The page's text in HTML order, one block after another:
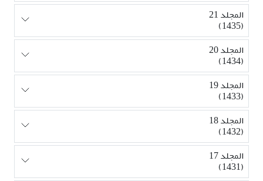
المجلد 21
(1435)
المجلد 20
(1434)
المجلد 19
(1433)
المجلد 18
(1432)
المجلد 17
(1431)